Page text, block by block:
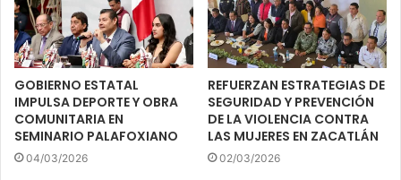
GOBIERNO ESTATAL
IMPULSA DEPORTE Y OBRA
COMUNITARIA EN
SEMINARIO PALAFOXIANO
04/03/2026
REFUERZAN ESTRATEGIAS DE
SEGURIDAD Y PREVENCIÓN
DE LA VIOLENCIA CONTRA
LAS MUJERES EN ZACATLÁN
02/03/2026